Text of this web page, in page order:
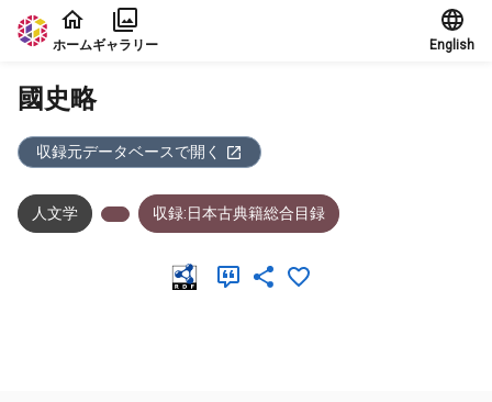
本文に飛ぶ
ホームギャラリー English
國史略
収録元データベースで開く
人文学 収録:日本古典籍総合目録